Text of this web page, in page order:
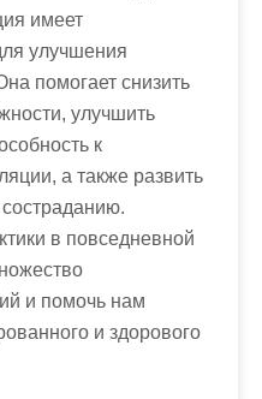
имеет
улучшения
помогает снизить
улучшить
к
а также развить
в повседневной
и помочь нам
и здорового